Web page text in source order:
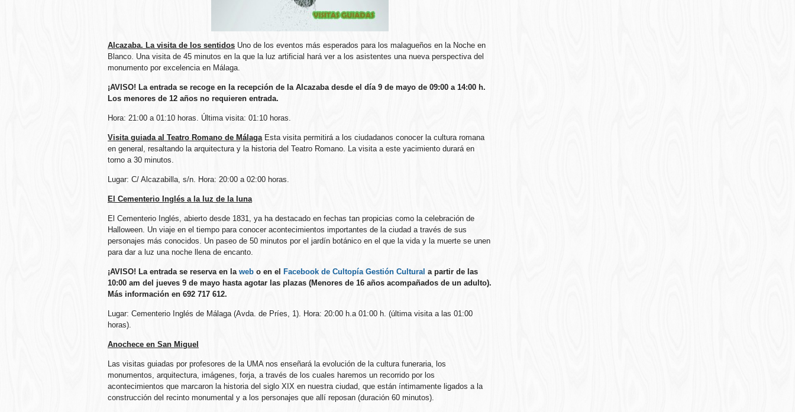
Alcazaba. La visita de los sentidos Uno de los eventos más esperados para los malagueños en la Noche en
Blanco. Una visita de 45 minutos en la que la luz artificial hará ver a los asistentes una nueva perspectiva del
monumento por excelencia en Málaga.
¡AVISO! La entrada se recoge en la recepción de la Alcazaba desde el día 9 de mayo de 09:00 a 14:00 h.
Los menores de 12 años no requieren entrada.
Hora: 21:00 a 01:10 horas. Última visita: 01:10 horas.
Visita guiada al Teatro Romano de MálagaEsta visita permitirá a los ciudadanos conocer la cultura romana
en general, resaltando la arquitectura y la historia del Teatro Romano. La visita a este yacimiento durará en
torno a 30 minutos.
Lugar: C/ Alcazabilla, s/n. Hora: 20:00 a 02:00 horas.
El Cementerio Inglés a la luz de la luna
El Cementerio Inglés, abierto desde 1831, ya ha destacado en fechas tan propicias como la celebración de
Halloween. Un viaje en el tiempo para conocer acontecimientos importantes de la ciudad a través de sus
personajes más conocidos. Un paseo de 50 minutos por el jardín botánico en el que la vida y la muerte se unen
para dar a luz una noche llena de encanto.
¡AVISO! La entrada se reserva en la web o en el Facebook de Cultopía Gestión Cultural a partir de las
10:00 am del jueves 9 de mayo hasta agotar las plazas (Menores de 16 años acompañados de un adulto).
Más información en 692 717 612.
Lugar: Cementerio Inglés de Málaga (Avda. de Príes, 1). Hora: 20:00 h.a 01:00 h. (última visita a las 01:00
horas).
Anochece en San Miguel
Las visitas guiadas por profesores de la UMA nos enseñará la evolución de la cultura funeraria, los
monumentos, arquitectura, imágenes, forja, a través de los cuales haremos un recorrido por los
acontecimientos que marcaron la historia del siglo XIX en nuestra ciudad, que están íntimamente ligados a la
construcción del recinto monumental y a los personajes que allí reposan (duración 60 minutos).